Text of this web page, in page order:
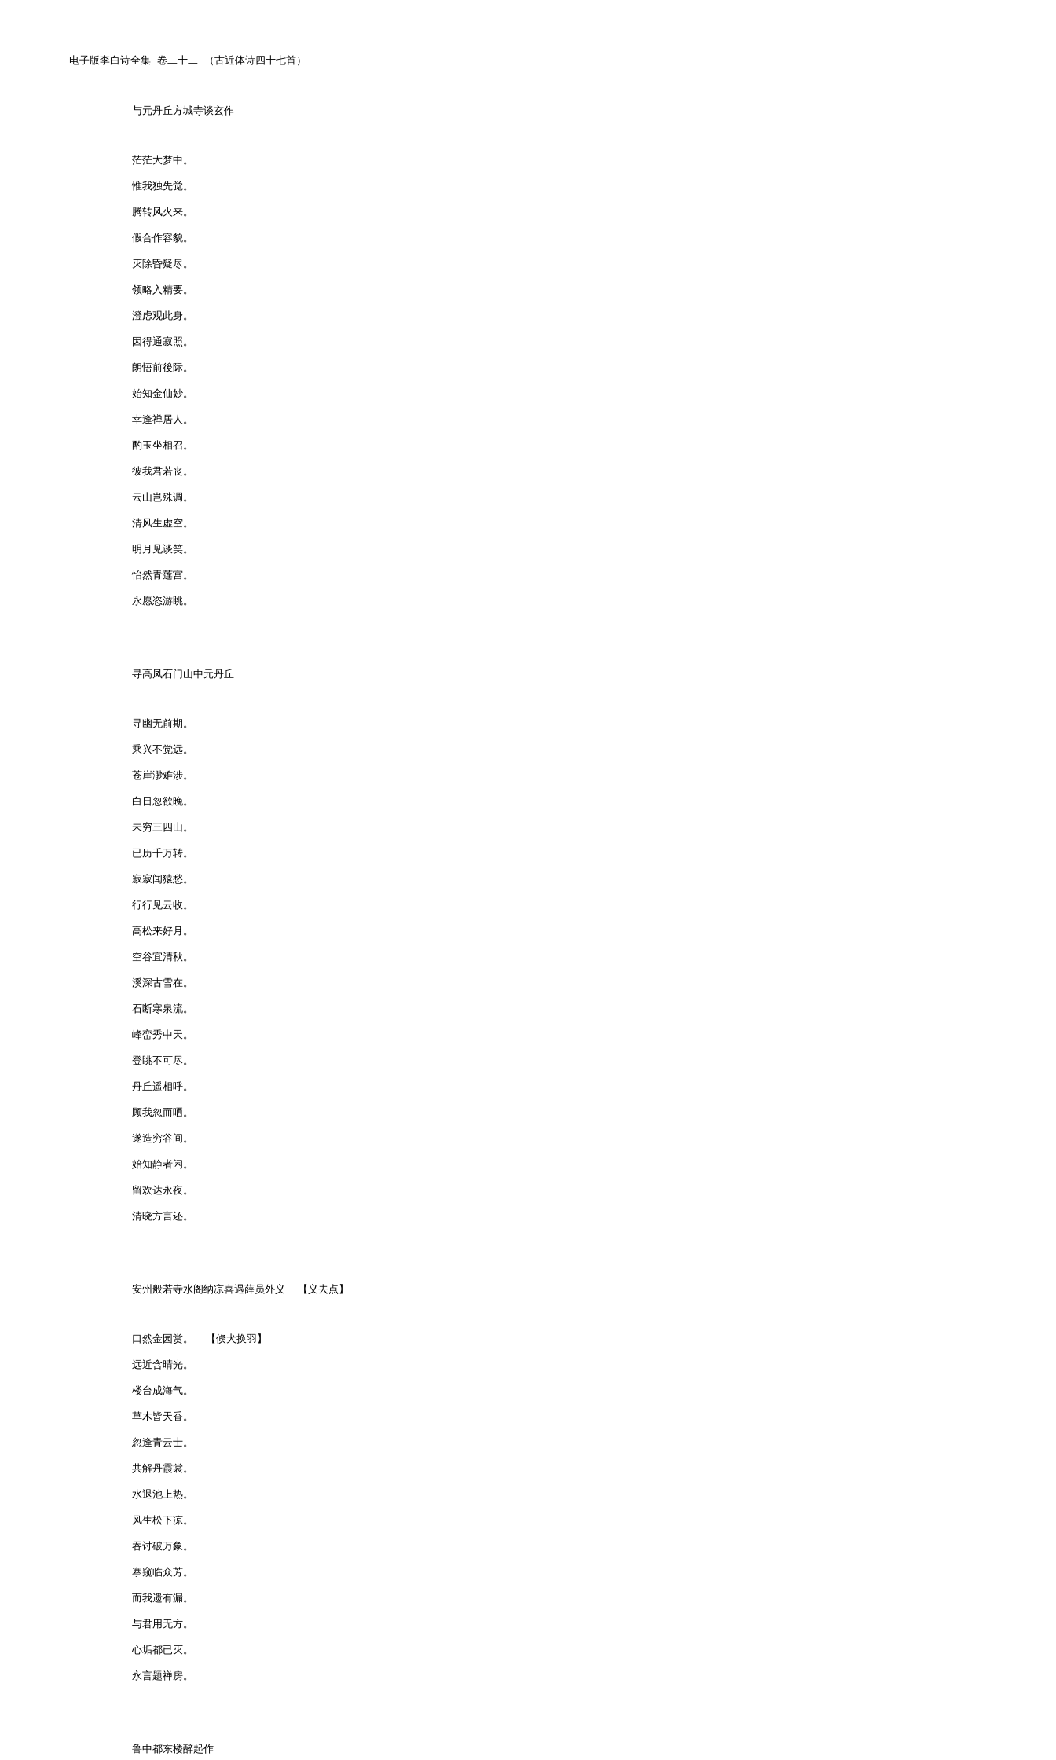
电子版李白诗全集 卷二十二 （古近体诗四十七首）
与元丹丘方城寺谈玄作
茫茫大梦中。
惟我独先觉。
腾转风火来。
假合作容貌。
灭除昏疑尽。
领略入精要。
澄虑观此身。
因得通寂照。
朗悟前後际。
始知金仙妙。
幸逢禅居人。
酌玉坐相召。
彼我君若丧。
云山岂殊调。
清风生虚空。
明月见谈笑。
怡然青莲宫。
永愿恣游眺。
寻高凤石门山中元丹丘
寻幽无前期。
乘兴不觉远。
苍崖渺难涉。
白日忽欲晚。
未穷三四山。
已历千万转。
寂寂闻猿愁。
行行见云收。
高松来好月。
空谷宜清秋。
溪深古雪在。
石断寒泉流。
峰峦秀中天。
登眺不可尽。
丹丘遥相呼。
顾我忽而哂。
遂造穷谷间。
始知静者闲。
留欢达永夜。
清晓方言还。
安州般若寺水阁纳凉喜遇薛员外义  【义去点】
口然金园赏。  【倏犬换羽】
远近含晴光。
楼台成海气。
草木皆天香。
忽逢青云士。
共解丹霞裳。
水退池上热。
风生松下凉。
吞讨破万象。
搴窥临众芳。
而我遗有漏。
与君用无方。
心垢都已灭。
永言题禅房。
鲁中都东楼醉起作